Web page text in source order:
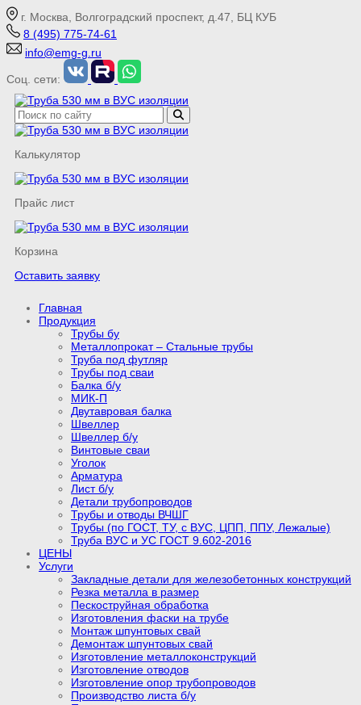
г. Москва, Волгоградский проспект, д.47, БЦ КУБ
8 (495) 775-74-61
info@emg-g.ru
Соц. сети:
Калькулятор
Прайс лист
Корзина
Оставить заявку
Главная
Продукция
Трубы бу
Металлопрокат – Стальные трубы
Труба под футляр
Трубы под сваи
Балка б/у
МИК-П
Двутавровая балка
Швеллер
Швеллер б/у
Винтовые сваи
Уголок
Арматура
Лист б/у
Детали трубопроводов
Трубы и отводы ВЧШГ
Трубы (по ГОСТ, ТУ, с ВУС, ЦПП, ППУ, Лежалые)
Труба ВУС и УС ГОСТ 9.602-2016
ЦЕНЫ
Услуги
Закладные детали для железобетонных конструкций
Резка металла в размер
Пескоструйная обработка
Изготовления фаски на трубе
Монтаж шпунтовых свай
Демонтаж шпунтовых свай
Изготовление металлоконструкций
Изготовление отводов
Изготовление опор трубопроводов
Производство листа б/у